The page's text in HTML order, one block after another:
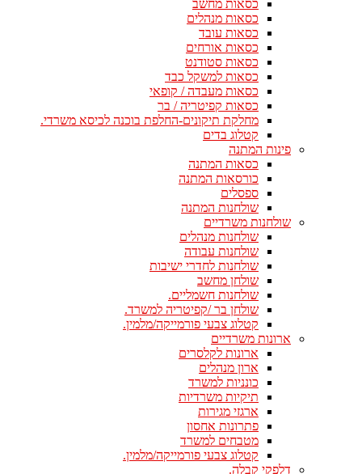
כסאות מחשב
כסאות מנהלים
כסאות עובד
כסאות אורחים
כסאות סטודנט
כסאות למשקל כבד
כסאות מעבדה / קופאי
כסאות קפיטריה / בר
מחלקת תיקונים-החלפת בוכנה לכיסא משרדי.
קטלוג בדים
פינות המתנה
כסאות המתנה
כורסאות המתנה
ספסלים
שולחנות המתנה
שולחנות משרדיים
שולחנות מנהלים
שולחנות עבודה
שולחנות לחדרי ישיבות
שולחן מחשב
שולחנות חשמליים.
שולחן בר /קפיטריה למשרד.
קטלוג צבעי פורמייקה/מלמין.
ארונות משרדיים
ארונות לקלסרים
ארון מנהלים
כונניות למשרד
תיקיות משרדיות
ארגזי מגירות
פתרונות אחסון
מטבחים למשרד
קטלוג צבעי פורמייקה/מלמין.
דלפקי קבלה.